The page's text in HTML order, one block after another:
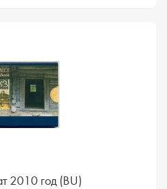
2010 год (BU)